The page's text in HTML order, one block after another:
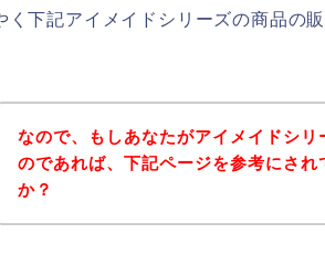
く下記アイメイドシリーズの商品の
なので、もしあなたがアイメイドシリ
のであれば、下記ページを参考にされ
か？